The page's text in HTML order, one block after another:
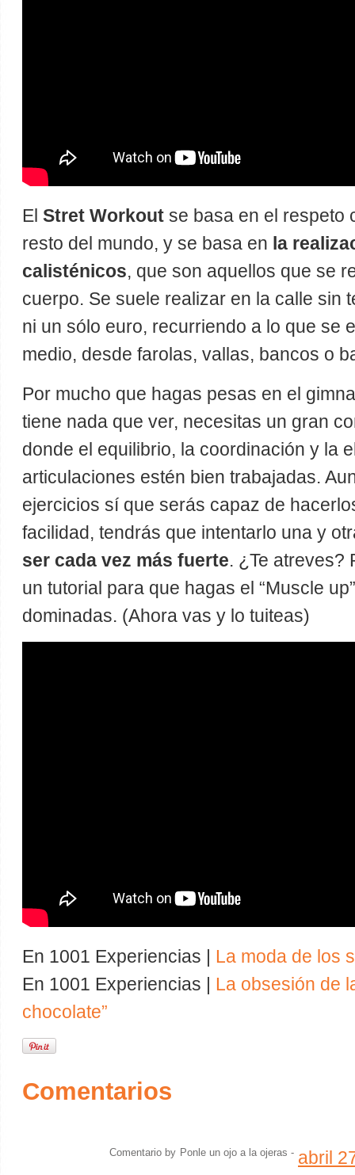
El Stret Workout se basa en el respeto
resto del mundo, y se basa en la
calisténicos, que son aquellos que se
cuerpo. Se suele realizar en la calle sin
ni un sólo euro, recurriendo a lo que se
medio, desde farolas, vallas, bancos o
Por mucho que hagas pesas en el
tiene nada que ver, necesitas un gran
donde el equilibrio, la coordinación y la
articulaciones estén bien trabajadas.
ejercicios sí que serás capaz de
facilidad, tendrás que intentarlo una y
ser cada vez más fuerte. ¿Te atreves?
un tutorial para que hagas el “Muscle
dominadas. (Ahora vas y lo tuiteas)
En 1001 Experiencias | La moda de los
En 1001 Experiencias | La obsesión de
chocolate”
Comentarios
Comentario by Ponle un ojo a la ojeras - abril